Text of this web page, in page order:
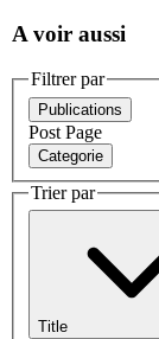
A voir aussi
Filtrer par
Publications
Post Page
Categorie
Trier par
Title